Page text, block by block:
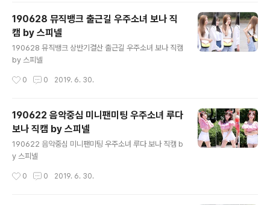
190628 뮤직뱅크 출근길 우주소녀 보나 직
캠 by 스피넬
190628 뮤직뱅크 상반기결산 출근길 우주소녀 보나 직캠
by 스피넬
0 0 2019. 6. 30.
190622 음악중심 미니팬미팅 우주소녀 루다
보나 직캠 by 스피넬
190622 음악중심 미니팬미팅 우주소녀 루다 보나 직캠 b
y 스피넬
0 0 2019. 6. 30.